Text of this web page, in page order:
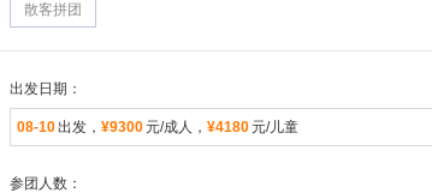
散客拼团
出发日期：
08-10出发， ¥9300元/成人， ¥4180元/儿童
参团人数：